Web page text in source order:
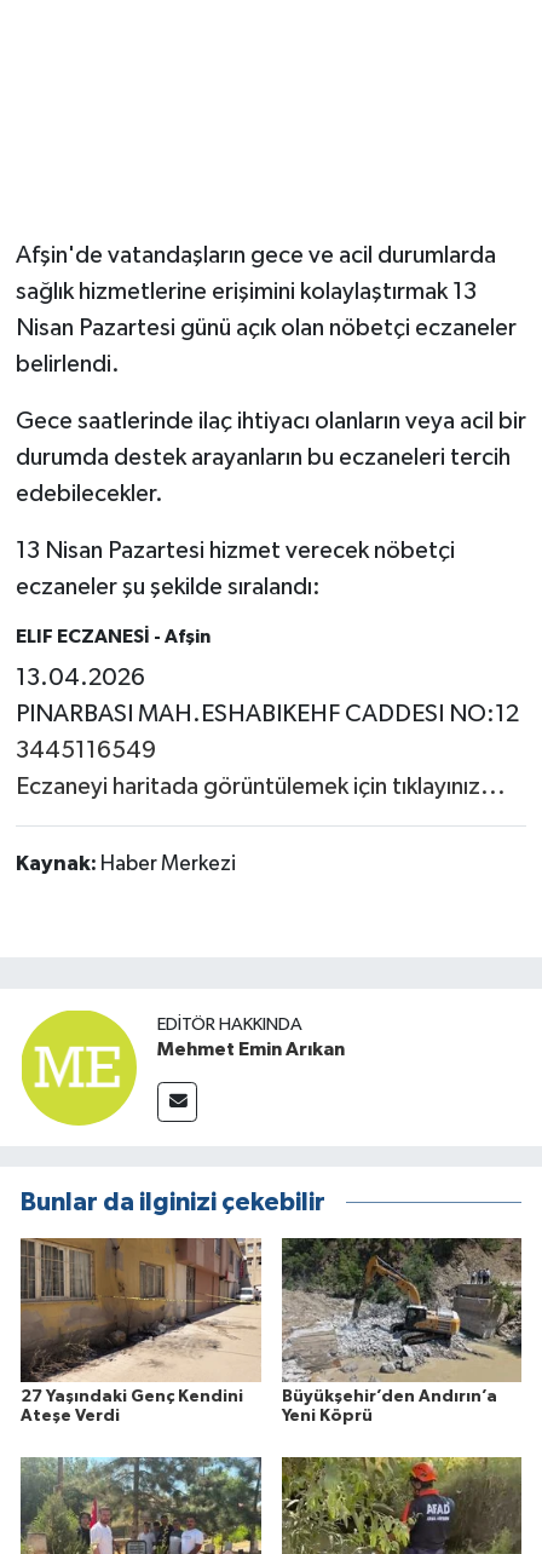
Afşin'de vatandaşların gece ve acil durumlarda
sağlık hizmetlerine erişimini kolaylaştırmak 13
Nisan Pazartesi günü açık olan nöbetçi eczaneler
belirlendi.
Gece saatlerinde ilaç ihtiyacı olanların veya acil bir
durumda destek arayanların bu eczaneleri tercih
edebilecekler.
13 Nisan Pazartesi hizmet verecek nöbetçi
eczaneler şu şekilde sıralandı:
ELIF ECZANESİ - Afşin
13.04.2026
PINARBASI MAH.ESHABIKEHF CADDESI NO:12
3445116549
Eczaneyi haritada görüntülemek için tıklayınız...
Kaynak: Haber Merkezi
EDITÖR HAKKINDA
Mehmet Emin Arıkan
Bunlar da ilginizi çekebilir
27 Yaşındaki Genç Kendini
Ateşe Verdi
Büyükşehir’den Andırın’a
Yeni Köprü